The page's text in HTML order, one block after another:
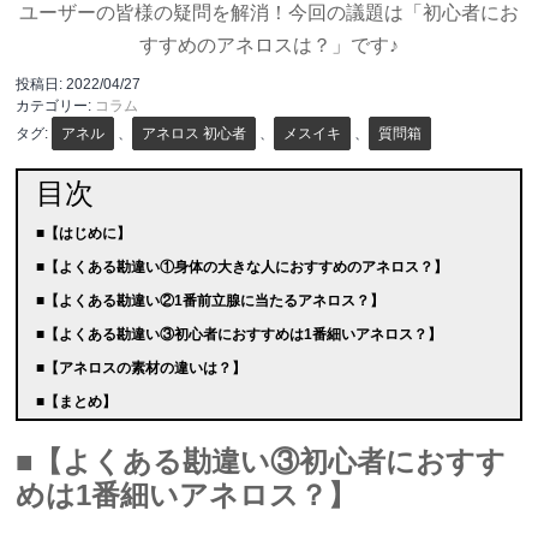
ユーザーの皆様の疑問を解消！今回の議題は「初心者にお
すすめのアネロスは？」です♪
投稿日:2022/04/27
カテゴリー: コラム
タグ:
アネル 、 アネロス 初心者 、 メスイキ 、 質問箱
目次
■【はじめに】
■【よくある勘違い①身体の大きな人におすすめのアネロス？】
■【よくある勘違い②1番前立腺に当たるアネロス？】
■【よくある勘違い③初心者におすすめは1番細いアネロス？】
■【アネロスの素材の違いは？】
■【まとめ】
■【よくある勘違い③初心者におすす
めは1番細いアネロス？】